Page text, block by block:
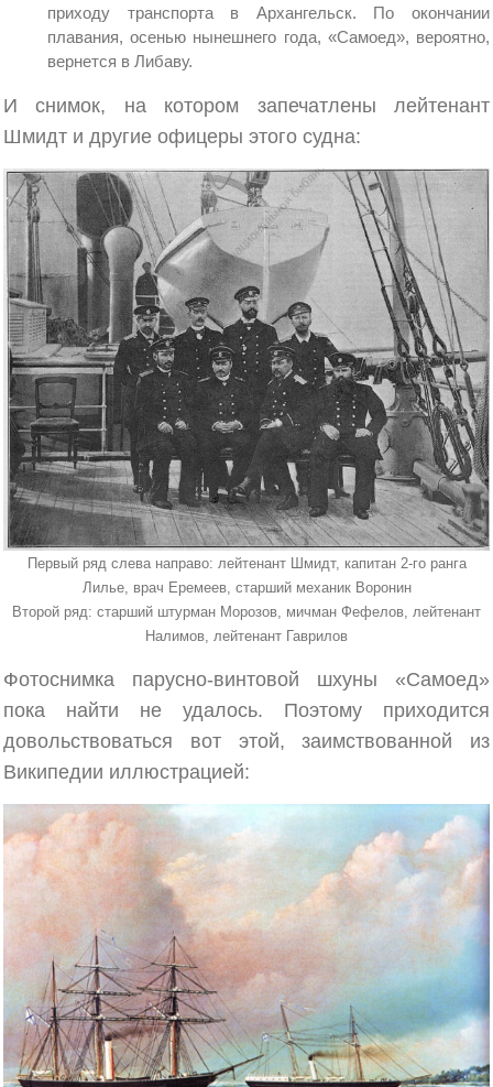
приходу транспорта в Архангельск. По окончании
плавания, осенью нынешнего года, «Самоед», вероятно,
вернется в Либаву.
И снимок, на котором запечатлены лейтенант
Шмидт и другие офицеры этого судна:
Первый ряд слева направо: лейтенант Шмидт, капитан 2-го ранга
Лилье, врач Еремеев, старший механик Воронин
Второй ряд: старший штурман Морозов, мичман Фефелов, лейтенант
Налимов, лейтенант Гаврилов
Фотоснимка парусно-винтовой шхуны «Самоед»
пока найти не удалось. Поэтому приходится
довольствоваться вот этой, заимствованной из
Википедии иллюстрацией: